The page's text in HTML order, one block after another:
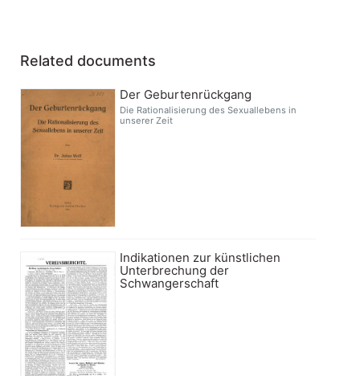
Related documents
Der Geburtenrückgang
Die Rationalisierung des Sexuallebens in
unserer Zeit
Indikationen zur künstlichen
Unterbrechung der
Schwangerschaft